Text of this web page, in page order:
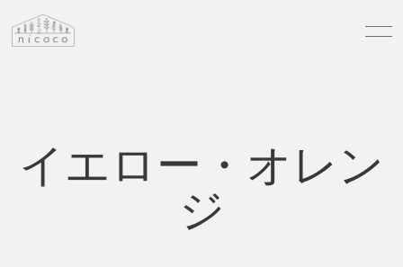
イエロー・オレン
ジ